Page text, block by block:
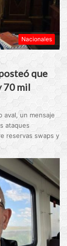
Nacionales
que
70 mil
aval, un mensaje
ataques
reservas swaps y